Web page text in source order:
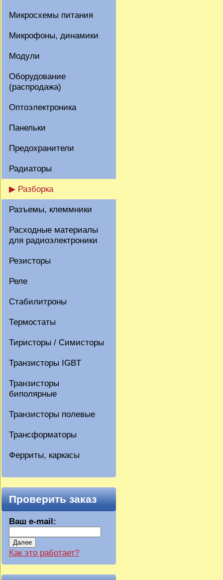
Микросхемы питания
Микрофоны, динамики
Модули
Оборудование
(распродажа)
Оптоэлектроника
Панельки
Предохранители
Радиаторы
▶ Разборка
Разъемы, клеммники
Расходные материалы
для радиоэлектроники
Резисторы
Реле
Стабилитроны
Термостаты
Тиристоры / Симисторы
Транзисторы IGBT
Транзисторы
биполярные
Транзисторы полевые
Трансформаторы
Ферриты, каркасы
Проверить заказ
Ваш e-mail:
Далее
Как это работает?